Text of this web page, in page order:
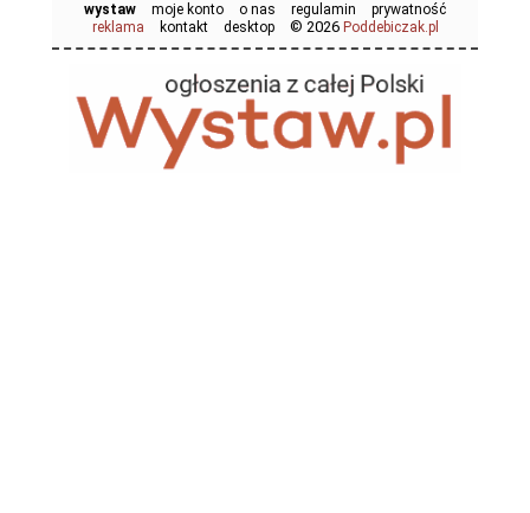
wystaw moje konto o nas regulamin
prywatność
reklama
kontakt desktop © 2026 Poddebiczak.pl